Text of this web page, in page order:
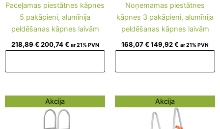
Paceļamas piestātnes kāpnes
5 pakāpieni, alumīnija
peldēšanas kāpnes laivām
218,89€ 200,74€ ar 21% PVN
Noņemamas piestātnes
kāpnes 3 pakāpieni, alumīnija
peldēšanas kāpnes laivām
168,07€149,92€ ar 21% PVN
Akcija
Original
price
was:
178,96 €.
price
is:
160,81 €.
Akcija
Original
price
was:
180,17 €.
price
is:
162,02 €.